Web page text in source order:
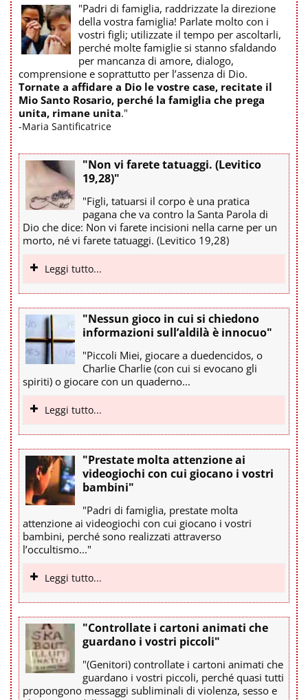
"Padri di famiglia, raddrizzate la direzione
della vostra famiglia! Parlate molto con i
vostri figli; utilizzate il tempo per ascoltarli,
perché molte famiglie si stanno sfaldando
per mancanza di amore, dialogo,
comprensione e soprattutto per l’assenza di Dio.
Tornate a affidare a Dio le vostre case, recitate il
Mio Santo Rosario, perché la famiglia che prega
unita, rimane unita."
-Maria Santificatrice
"Non vi farete tatuaggi. (Levitico
19,28)"
"Figli, tatuarsi il corpo è una pratica
pagana che va contro la Santa Parola di
Dio che dice: Non vi farete incisioni nella carne per un
morto, né vi farete tatuaggi. (Levitico 19,28)
Leggi tutto...
"Nessun gioco in cui si chiedono
informazioni sull’aldilà è innocuo"
"Piccoli Miei, giocare a duedencidos, o
Charlie Charlie (con cui si evocano gli
spiriti) o giocare con un quaderno...
Leggi tutto...
"Prestate molta attenzione ai
videogiochi con cui giocano i vostri
bambini"
"Padri di famiglia, prestate molta
attenzione ai videogiochi con cui giocano i vostri
bambini, perché sono realizzati attraverso
l’occultismo..."
Leggi tutto...
"Controllate i cartoni animati che
guardano i vostri piccoli"
"(Genitori) controllate i cartoni animati che
guardano i vostri piccoli, perché quasi tutti
propongono messaggi subliminali di violenza, sesso e